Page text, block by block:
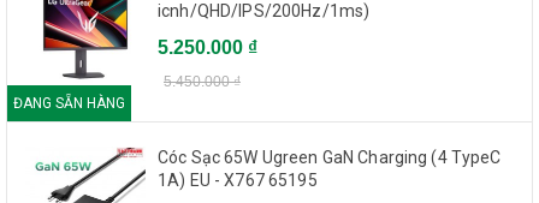
ĐANG SẴN HÀNG
icnh/QHD/IPS/200Hz/1ms)
5.250.000 ₫
5.450.000 ₫
Cóc Sạc 65W Ugreen GaN Charging (4 TypeC
1A) EU - X767 65195